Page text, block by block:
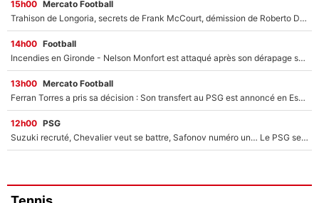
15h00 Mercato Football
Trahison de Longoria, secrets de Frank McCourt, démission de Roberto De Zerbi : Medhi Benatia se lâche sur son départ de l'OM et fait d'importantes révélations
14h00 Football
Incendies en Gironde - Nelson Monfort est attaqué après son dérapage sur CNews : «Et lui, il prend combien pour parler dans un studio climatisé?»
13h00 Mercato Football
Ferran Torres a pris sa décision : Son transfert au PSG est annoncé en Espagne !
12h00 PSG
Suzuki recruté, Chevalier veut se battre, Safonov numéro un… Le PSG se lance encore dans un gros chantier pour le poste de gardien de but